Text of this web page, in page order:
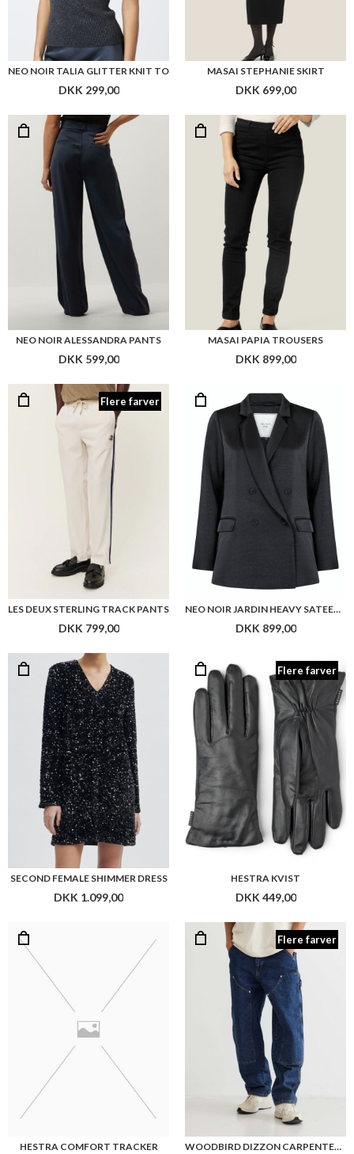
NEO NOIR TALIA GLITTER KNIT TO
DKK 299,00
MASAI STEPHANIE SKIRT
DKK 699,00
NEO NOIR ALESSANDRA PANTS
DKK 599,00
MASAI PAPIA TROUSERS
DKK 899,00
Flere farver
LES DEUX STERLING TRACK PANTS
DKK 799,00
NEO NOIR JARDIN HEAVY SATEEN B
DKK 899,00
SECOND FEMALE SHIMMER DRESS
DKK 1.099,00
Flere farver
HESTRA KVIST
DKK 449,00
HESTRA COMFORT TRACKER
Flere farver
WOODBIRD DIZZON CARPENTER JEANS